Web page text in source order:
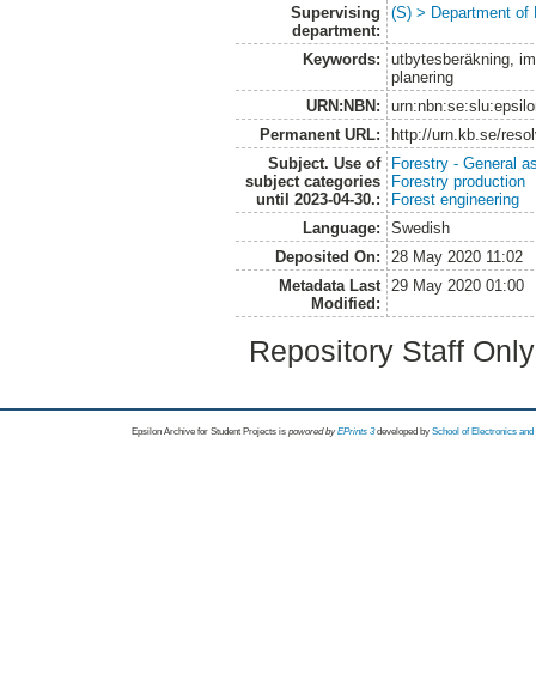
Supervising
department:
(S) > Department of
Keywords:
utbytesberäkning,
planering
URN:NBN:
Permanent URL:
http://urn.kb.se/
Subject. Use of
subject categories
until 2023-04-30.:
Forestry - General
Forestry production
Forest engineering
Language:
Swedish
Deposited On:
28 May 2020 11:02
Metadata Last
Modified:
29 May 2020 01:00
Repository Staff
Epsilon Archive for Student Projects is powored byEPrints 3 developed by School of Electronics